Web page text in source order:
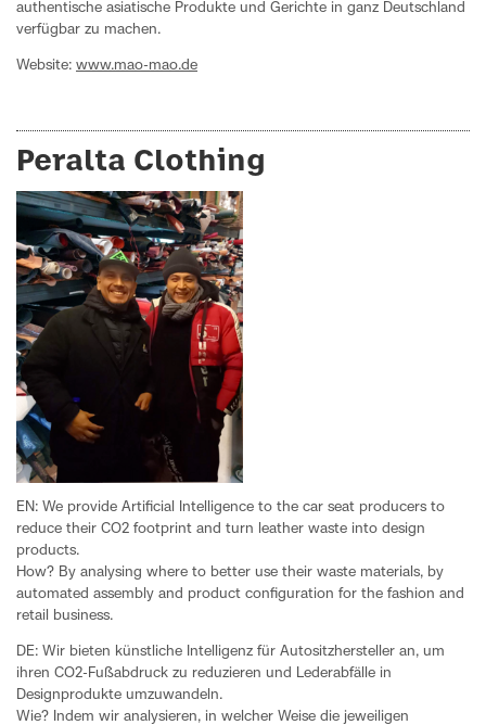
authentische asiatische Produkte und Gerichte in ganz Deutschland
verfügbar zu machen.
Website: www.mao-mao.de
Peralta Clothing
EN: We provide Artificial Intelligence to the car seat producers to
reduce their CO2 footprint and turn leather waste into design
products.
How? By analysing where to better use their waste materials, by
automated assembly and product configuration for the fashion and
retail business.
DE: Wir bieten künstliche Intelligenz für Autositzhersteller an, um
ihren CO2-Fußabdruck zu reduzieren und Lederabfälle in
Designprodukte umzuwandeln.
Wie? Indem wir analysieren, in welcher Weise die jeweiligen